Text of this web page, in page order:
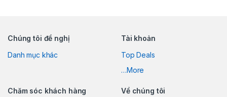
Chúng tôi đề nghị
Danh mục khác
Tài khoản
Top Deals
…More
Chăm sóc khách hàng
Về chúng tôi